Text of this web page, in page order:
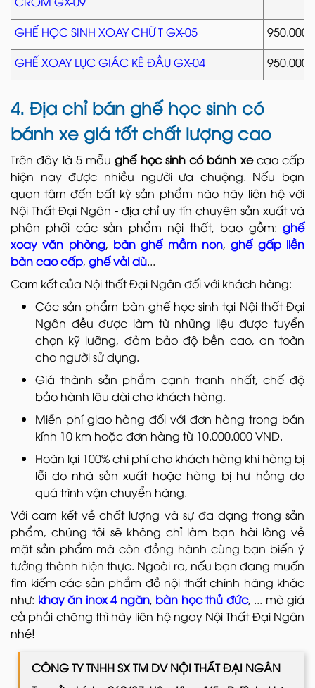
GHẾ HỌC SINH XOAY CHỮ T GX-05
950.000đ
GHẾ XOAY LỤC GIÁC KÊ ĐẦU GX-04
950.000đ
4. Địa chỉ bán ghế học sinh có
bánh xe giá tốt chất lượng cao
Trên đây là 5 mẫughế học sinh có bánh xecao cấp
hiện nay được nhiều người ưa chuộng. Nếu bạn
quan tâm đến bất kỳ sản phẩm nào hãy liên hệ với
Nội Thất Đại Ngân - địa chỉ uy tín chuyên sản xuất và
phân phối các sản phẩm nội thất, bao gồm: ghế
xoay văn phòng, bàn ghế mầm non,ghế gấp liền
bàn cao cấp, ghế vải dù...
Cam kết của Nội thất Đại Ngân đối với khách hàng:
Các sản phẩm bàn ghế học sinh tại Nội thất Đại
Ngân đều được làm từ những liệu được tuyển
chọn kỹ lưỡng, đảm bảo độ bền cao, an toàn
cho người sử dụng.
Giá thành sản phẩm cạnh tranh nhất, chế độ
bảo hành lâu dài cho khách hàng.
Miễn phí giao hàng đối với đơn hàng trong bán
kính 10 km hoặc đơn hàng từ 10.000.000 VND.
Hoàn lại 100% chi phí cho khách hàng khi hàng bị
lỗi do nhà sản xuất hoặc hàng bị hư hỏng do
quá trình vận chuyển hàng.
Với cam kết về chất lượng và sự đa dạng trong sản
phẩm, chúng tôi sẽ không chỉ làm bạn hài lòng về
mặt sản phẩm mà còn đồng hành cùng bạn biến ý
tưởng thành hiện thực. Ngoài ra, nếu bạn đang muốn
tìm kiếm các sản phẩm đồ nội thất chính hãng khác
như: khay ăn inox 4 ngăn, bàn học thủ đức, ... mà giá
cả phải chăng thì hãy liên hệ ngay Nội Thất Đại Ngân
nhé!
CÔNG TY TNHH SX TM DV NỘI THẤT ĐẠI NGÂN